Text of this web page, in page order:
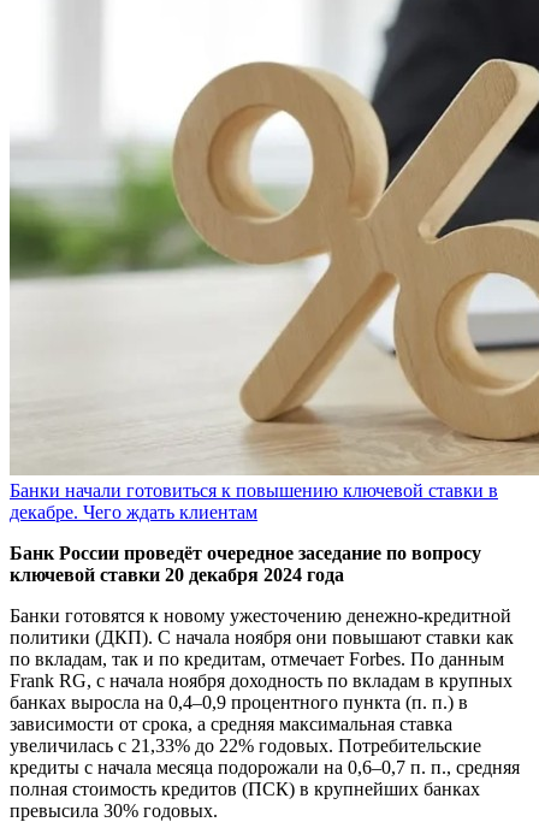
Банки начали готовиться к повышению ключевой ставки в
декабре. Чего ждать клиентам
Банк России проведёт очередное заседание по вопросу
ключевой ставки 20 декабря 2024 года
Банки готовятся к новому ужесточению денежно-кредитной
политики (ДКП). С начала ноября они повышают ставки как
по вкладам, так и по кредитам, отмечает Forbes. По данным
Frank RG, с начала ноября доходность по вкладам в крупных
банках выросла на 0,4–0,9 процентного пункта (п. п.) в
зависимости от срока, а средняя максимальная ставка
увеличилась с 21,33% до 22% годовых. Потребительские
кредиты с начала месяца подорожали на 0,6–0,7 п. п., средняя
полная стоимость кредитов (ПСК) в крупнейших банках
превысила 30% годовых.